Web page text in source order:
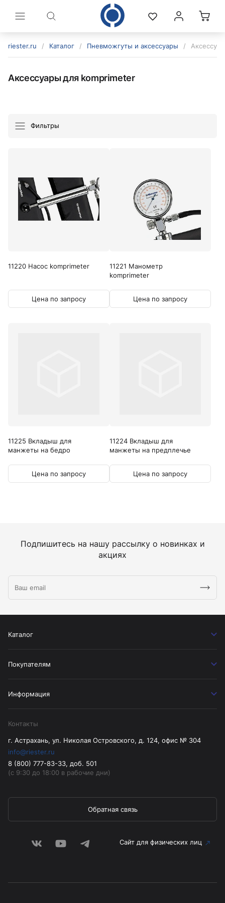
riester.ru / Каталог / Пневможгуты и аксессуары /
Аксессуары для komprimeter
Фильтры
11220 Насос komprimeter
Цена по запросу
11221 Манометр
komprimeter
Цена по запросу
11225 Вкладыш для
манжеты на бедро
Цена по запросу
11224 Вкладыш для
манжеты на предплечье
Цена по запросу
Подпишитесь на нашу рассылку о новинках и
акциях
Каталог
Покупателям
Информация
Контакты
г. Астрахань, ул. Николая Островского, д. 124, офис № 304
info@riester.ru
8 (800) 777-83-33, доб. 501
(с 9:30 до 18:00 в рабочие дни)
Обратная связь
Сайт для физических лиц
политикой конфиденциальности